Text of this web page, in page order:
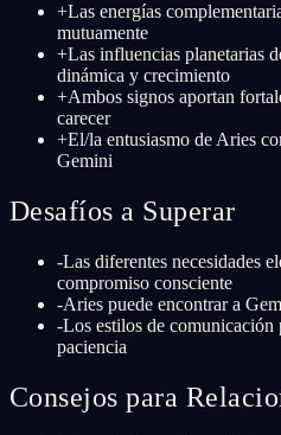
+Las energías
mutuamente
+Las influencias planetarias
dinámica y crecimiento
+Ambos signos aportan
carecer
+El/la entusiasmo de Aries
Gemini
Desafíos a Superar
-Las diferentes necesidades
compromiso consciente
-Aries puede encontrar a
-Los estilos de
paciencia
Consejos para